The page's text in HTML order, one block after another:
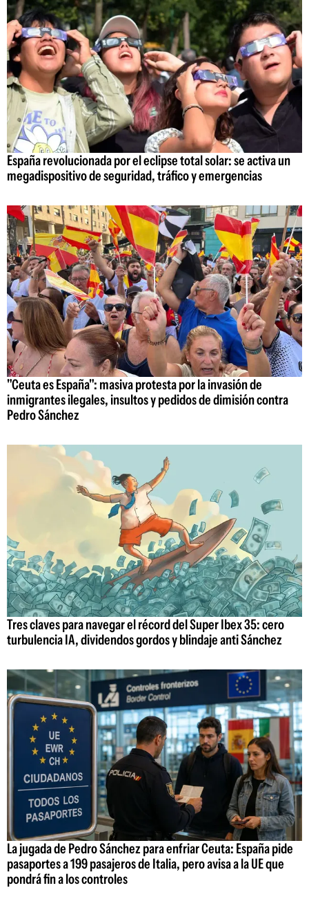
España revolucionada por el eclipse total solar: se activa un
megadispositivo de seguridad, tráfico y emergencias
"Ceuta es España": masiva protesta por la invasión de
inmigrantes ilegales, insultos y pedidos de dimisión contra
Pedro Sánchez
Tres claves para navegar el récord del Super Ibex 35: cero
turbulencia IA, dividendos gordos y blindaje anti Sánchez
La jugada de Pedro Sánchez para enfriar Ceuta: España pide
pasaportes a 199 pasajeros de Italia, pero avisa a la UE que
pondrá fin a los controles